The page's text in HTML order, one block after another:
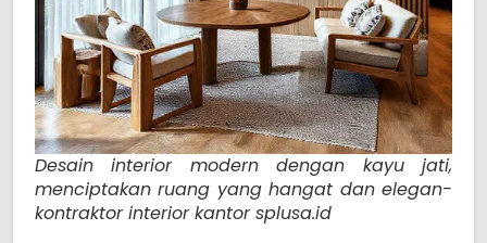
Desain interior modern dengan kayu jati,
menciptakan ruang yang hangat dan elegan-
kontraktor interior kantor splusa.id